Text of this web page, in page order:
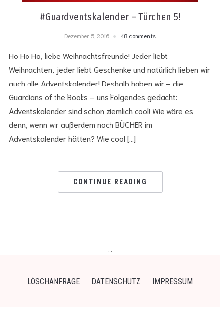
#Guardventskalender – Türchen 5!
Dezember 5, 2016 48 comments
Ho Ho Ho, liebe Weihnachtsfreunde! Jeder liebt
Weihnachten, jeder liebt Geschenke und natürlich lieben wir
auch alle Adventskalender! Deshalb haben wir – die
Guardians of the Books – uns Folgendes gedacht:
Adventskalender sind schon ziemlich cool! Wie wäre es
denn, wenn wir außerdem noch BÜCHER im
Adventskalender hätten? Wie cool […]
CONTINUE READING
LÖSCHANFRAGE DATENSCHUTZ IMPRESSUM